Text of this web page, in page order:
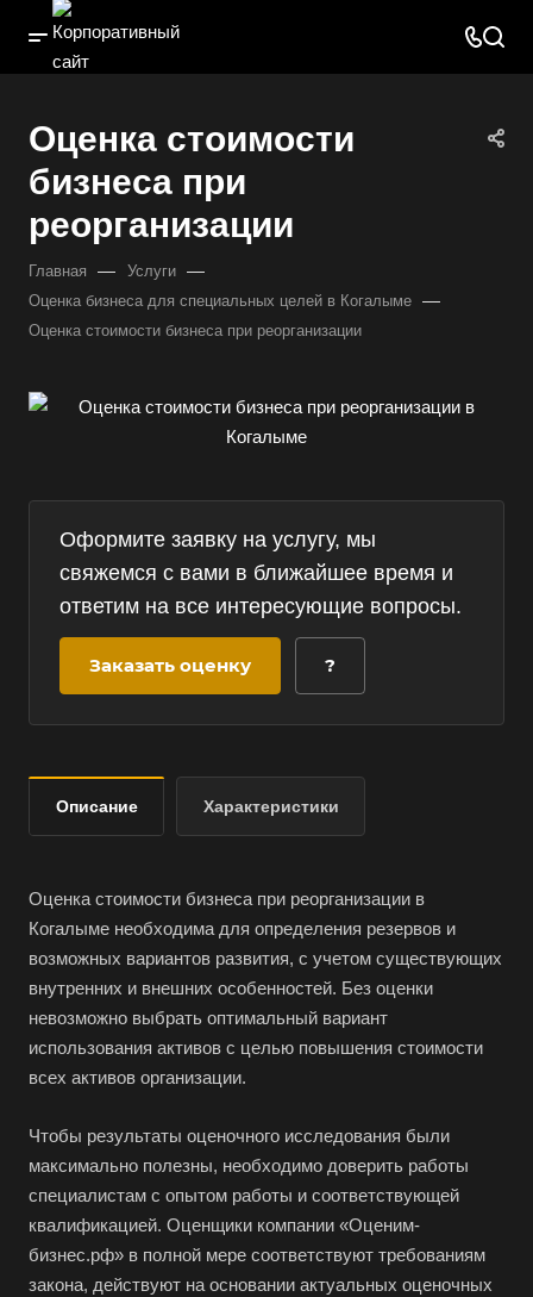
Оценка стоимости
бизнеса при
реорганизации
Главная — Услуги —
Оценка бизнеса для специальных целей в Когалыме —
Оценка стоимости бизнеса при реорганизации
Оформите заявку на услугу, мы
свяжемся с вами в ближайшее время и
ответим на все интересующие вопросы.
Заказать оценку ?
Описание Характеристики
Оценка стоимости бизнеса при реорганизации в
Когалыме необходима для определения резервов и
возможных вариантов развития, с учетом существующих
внутренних и внешних особенностей. Без оценки
невозможно выбрать оптимальный вариант
использования активов с целью повышения стоимости
всех активов организации.
Чтобы результаты оценочного исследования были
максимально полезны, необходимо доверить работы
специалистам с опытом работы и соответствующей
квалификацией. Оценщики компании «Оценим-
бизнес.рф» в полной мере соответствуют требованиям
закона, действуют на основании актуальных оценочных